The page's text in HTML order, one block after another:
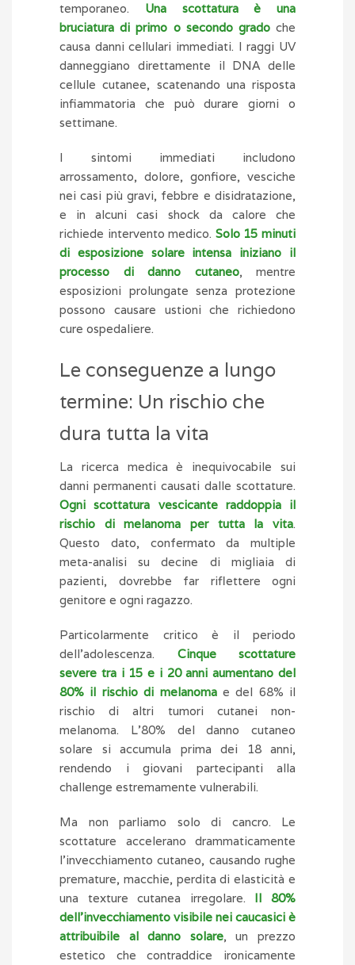
temporaneo. Una scottatura è una
bruciatura di primo o secondo gradoche
causa danni cellulari immediati. I raggi UV
danneggiano direttamente il DNA delle
cellule cutanee, scatenando una risposta
infiammatoria che può durare giorni o
settimane.
I sintomi immediati includono
arrossamento, dolore, gonfiore, vesciche
nei casi più gravi, febbre e disidratazione,
e in alcuni casi shock da calore che
richiede intervento medico. Solo 15 minuti
di esposizione solare intensa iniziano il
processo di danno cutaneo, mentre
esposizioni prolungate senza protezione
possono causare ustioni che richiedono
cure ospedaliere.
Le conseguenze a lungo
termine: Un rischio che
dura tutta la vita
La ricerca medica è inequivocabile sui
danni permanenti causati dalle scottature.
Ogni scottatura vescicante raddoppia il
rischio di melanoma per tutta la vita.
Questo dato, confermato da multiple
meta-analisi su decine di migliaia di
pazienti, dovrebbe far riflettere ogni
genitore e ogni ragazzo.
Particolarmente critico è il periodo
dell’adolescenza. Cinque scottature
severe tra i 15 e i 20 anni aumentano del
80% il rischio di melanomae del 68% il
rischio di altri tumori cutanei non-
melanoma. L’80% del danno cutaneo
solare si accumula prima dei 18 anni,
rendendo i giovani partecipanti alla
challenge estremamente vulnerabili.
Ma non parliamo solo di cancro. Le
scottature accelerano drammaticamente
l’invecchiamento cutaneo, causando rughe
premature, macchie, perdita di elasticità e
una texture cutanea irregolare. Il 80%
dell’invecchiamento visibile nei caucasici è
attribuibile al danno solare, un prezzo
estetico che contraddice ironicamente